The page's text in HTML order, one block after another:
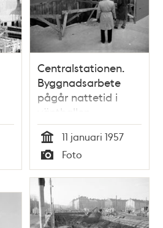
Centralstationen.
Byggnadsarbete
pågår nattetid i
vänthallen
Tid
11 januari 1957
Typ
Foto